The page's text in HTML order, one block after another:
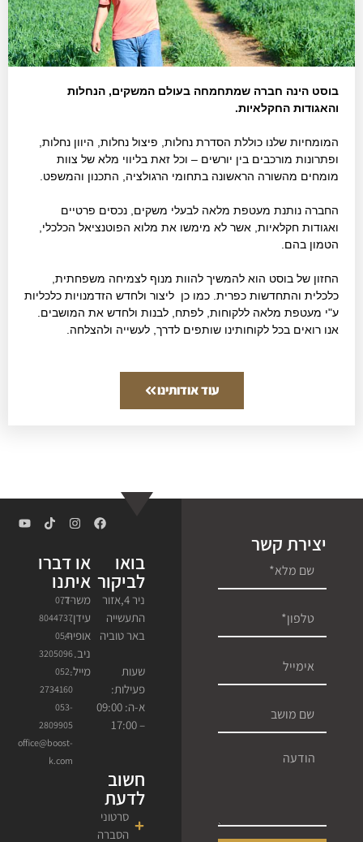
בוסט הינה חברה שמתחמחה בעולם המשקים, הנחלות
והאגודות החקלאיות.
המומחיות שלנו כוללת הסדרת נחלות, פיצול נחלות, היוון נחלות,
ופתרונות מורכבים בין יורשים – וכל זאת בליווי מלא של צוות
מומחים מהשורה הראשונה בתחומי הרגולציה, התכנון והמשפט.
החברה נותנת מעטפת מלאה לבעלי משקים, נכסים פרטיים
ואגודות חקלאיות, אשר לא מימשו את מלוא הפוטנציאל הכלכלי,
הטמון בהם.
החזון של בוסט הוא להמשיך להוות מנוף לצמיחה משפחתית,
כלכלית והתחדשות כפרית. כמו כן ליצור ולחדש הזדמנויות כלכליות
ע"י מעטפת מלאה ללקוחות, לפתח, לבנות ולחדש את המושבים.
אנו רואים בכל לקוחותינו שותפים לדרך, לעשייה ולהצלחה.
עוד אודותינו
יצירת קשר
בואו
לביקור
ניר 4,אזור
התעשייה
באר טוביה
שעות
פעילות:
א-ה: 09:00
– 17:00
או דברו
איתנו
משרד.
עידן.
אופיר.
ניב.
מייל.
077-
8044737
054-
3205096
052-
2734160
053-
2809905
office@boost-
k.com
חשוב
לדעת
סרטוני
הסברה